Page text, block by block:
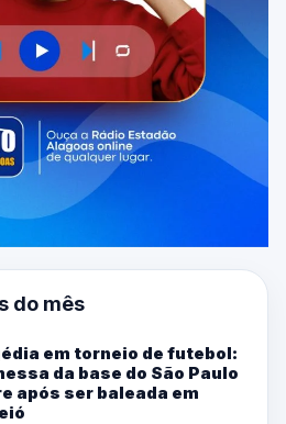
do mês
em torneio de futebol:
da base do São Paulo
após ser baleada em